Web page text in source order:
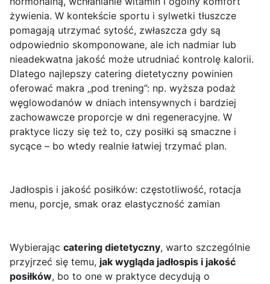
żywienia. W kontekście sportu i sylwetki tłuszcze
pomagają utrzymać sytość, zwłaszcza gdy są
odpowiednio skomponowane, ale ich nadmiar lub
nieadekwatna jakość może utrudniać kontrolę kalorii.
Dlatego najlepszy catering dietetyczny powinien
oferować makra „pod trening”: np. wyższa podaż
węglowodanów w dniach intensywnych i bardziej
zachowawcze proporcje w dni regeneracyjne. W
praktyce liczy się też to, czy posiłki są smaczne i
sycące – bo wtedy realnie łatwiej trzymać plan.
Jadłospis i jakość posiłków: częstotliwość, rotacja
menu, porcje, smak oraz elastyczność zamian
Wybierając catering dietetyczny, warto szczególnie
przyjrzeć się temu, jak wygląda jadłospis i jakość
posiłków, bo to one w praktyce decydują o